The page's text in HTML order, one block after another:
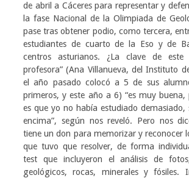
de abril a Cáceres para representar y
la fase Nacional de la Olimpiada de
pase tras obtener podio, como tercera,
estudiantes de cuarto de la Eso y de
centros asturianos. ¿La clave de este
profesora” (Ana Villanueva, del Instituto
el año pasado colocó a 5 de sus
primeros, y este año a 6) “es muy buena,
es que yo no había estudiado
encima”, según nos reveló. Pero nos
tiene un don para memorizar y reconocer
que tuvo que resolver, de forma
test que incluyeron el análisis de
geológicos, rocas, minerales y fósiles.